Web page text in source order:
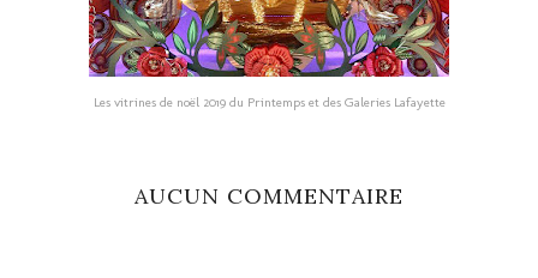
Les vitrines de noël 2019 du Printemps et des Galeries Lafayette
AUCUN COMMENTAIRE